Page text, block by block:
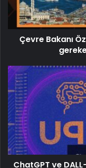
Çevre Bakanı
ChatGPT ve